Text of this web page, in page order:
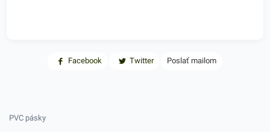
Facebook Twitter Poslať mailom
PVC pásky